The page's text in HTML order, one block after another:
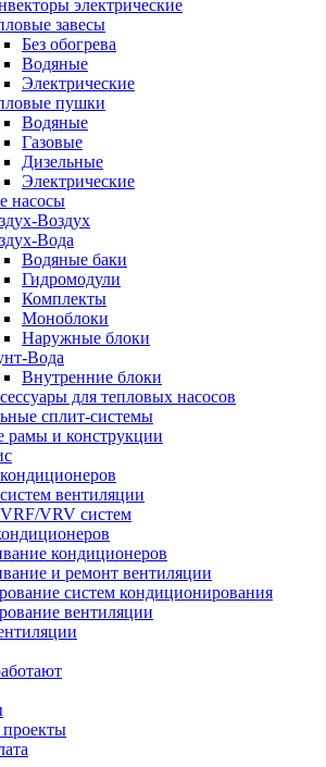
электрические
завесы
Без обогрева
Водяные
Электрические
пушки
Водяные
Газовые
Дизельные
Электрические
насосы
Воздух
Вода
Водяные баки
Гидромодули
Комплекты
Моноблоки
Наружные блоки
Вода
Внутренние блоки
для тепловых насосов
сплит-системы
и конструкции
вентиляции
VRV систем
кондиционеров
и ремонт вентиляции
систем кондиционирования
вентиляции